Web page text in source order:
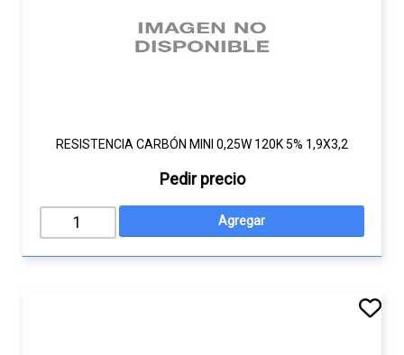
RESISTENCIA CARBÓN MINI 0,25W 120K 5% 1,9X3,2
Pedir precio